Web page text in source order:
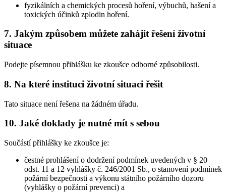
fyzikálních a chemických procesů hoření, výbuchů, hašení a
toxických účinků zplodin hoření.
7. Jakým způsobem můžete zahájit řešení životní
situace
Podejte písemnou přihlášku ke zkoušce odborné způsobilosti.
8. Na které instituci životní situaci řešit
Tato situace není řešena na žádném úřadu.
10. Jaké doklady je nutné mít s sebou
Součástí přihlášky ke zkoušce je:
čestné prohlášení o dodržení podmínek uvedených v § 20
odst. 11 a 12 vyhlášky č. 246/2001 Sb., o stanovení podmínek
požární bezpečnosti a výkonu státního požárního dozoru
(vyhlášky o požární prevenci) a